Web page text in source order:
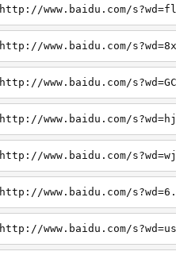
http://www.baidu.com/
http://www.baidu.com/
http://www.baidu.com/
http://www.baidu.com/
http://www.baidu.com/
http://www.baidu.com/
http://www.baidu.com/